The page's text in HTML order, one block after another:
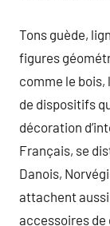
Tons guède,
figures
comme le
de dispositifs
décoration
Français, se
Danois,
attachent aussi
accessoires de